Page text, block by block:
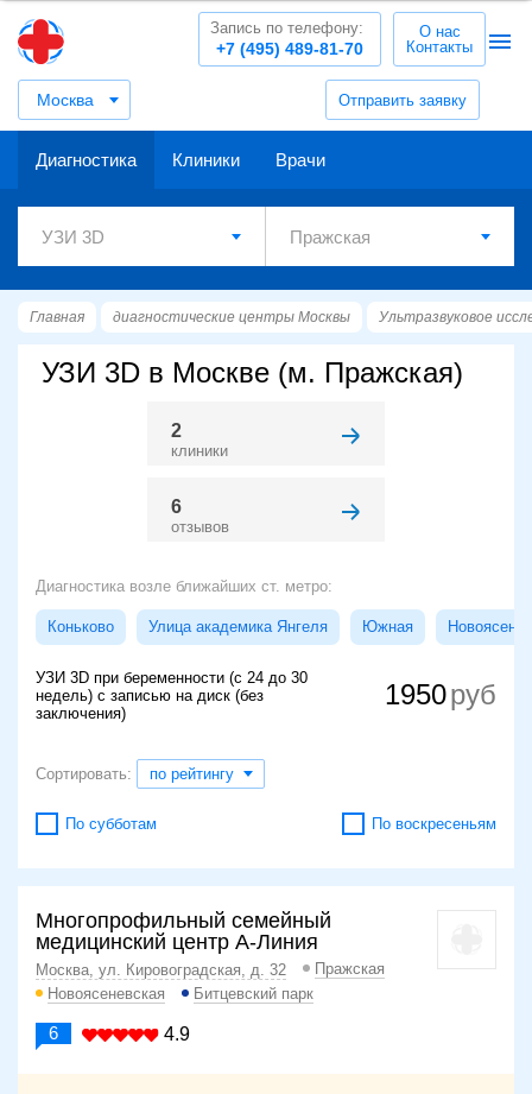
Москва Отправить заявку
+7 (495) 489-81-70
Запись по телефону:
О нас
Контакты
Диагностика Клиники Врачи
Главная диагностические центры Москвы Ультразвуковое
УЗИ 3D в Москве (м. Пражская)
2
клиники
6
отзывов
Диагностика возле ближайших ст. метро:
Коньково Улица академика Янгеля Южная
УЗИ 3D при беременности (с 24 до 30
недель) с записью на диск (без
заключения)
1950
Сортировать: по рейтингу
По субботам По воскресеньям
Многопрофильный семейный
медицинский центр А-Линия
Москва, ул. Кировоградская, д. 32
Пражская
Новоясеневская
Битцевский парк
6 4.9